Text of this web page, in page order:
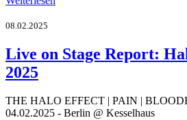
08.02.2025
Live on Stage Report:
2025
THE HALO EFFECT | PAIN |
04.02.2025 - Berlin @ Kesselhaus